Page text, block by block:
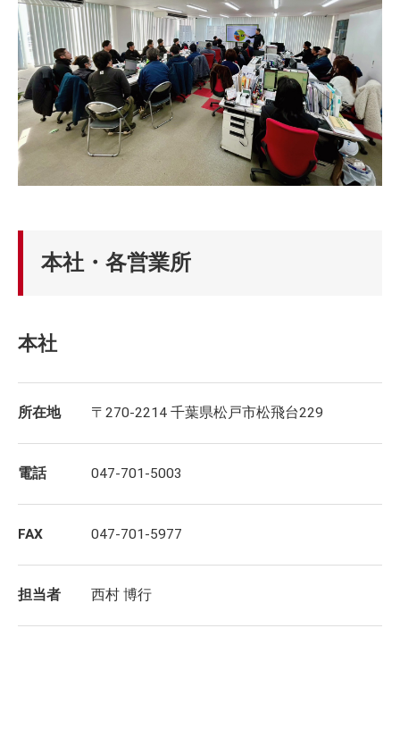
本社・各営業所
本社
所在地 〒270-2214 千葉県松戸市松飛台229
電話 047-701-5003
FAX 047-701-5977
担当者 西村 博行